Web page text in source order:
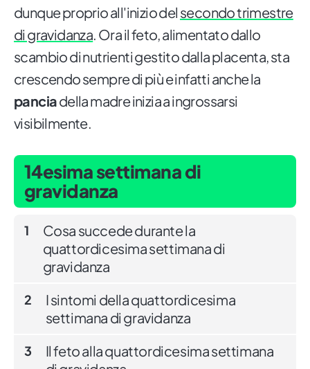
dunque proprio all'inizio del secondo trimestre
di gravidanza. Ora il feto, alimentato dallo
scambio di nutrienti gestito dalla placenta, sta
crescendo sempre di più e infatti anche la
panciadella madre inizia a ingrossarsi
visibilmente.
14esima settimana di
gravidanza
1
Cosa succede durante la
quattordicesima settimana di
gravidanza
2
I sintomi della quattordicesima
settimana di gravidanza
3
Il feto alla quattordicesima settimana